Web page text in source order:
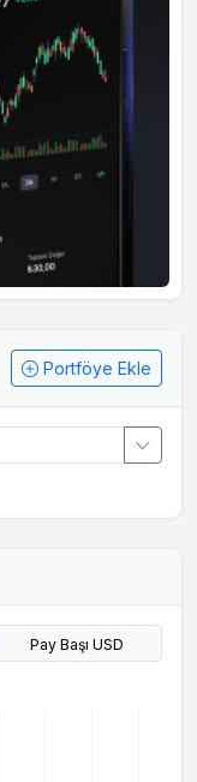
Portföye Ekle
Pay Başı USD